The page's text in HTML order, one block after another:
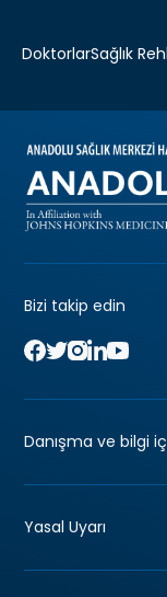
DoktorlarSağlık
Bizi takip edin
Danışma ve bilgi
Yasal Uyarı